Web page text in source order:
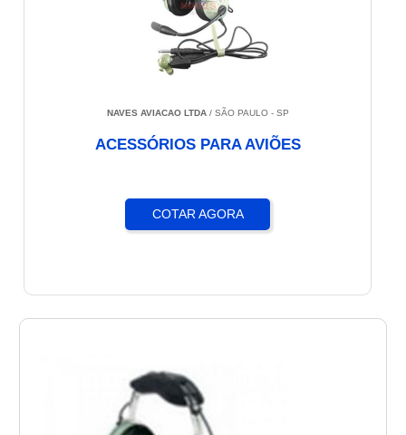
NAVES AVIACAO LTDA/ SÃO PAULO - SP
ACESSÓRIOS PARA AVIÕES
COTAR AGORA